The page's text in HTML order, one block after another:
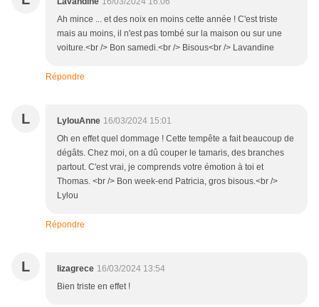
Ah mince ... et des noix en moins cette année ! C'est triste
mais au moins, il n'est pas tombé sur la maison ou sur une
voiture.<br /> Bon samedi.<br /> Bisous<br /> Lavandine
Répondre
L LylouAnne 16/03/2024 15:01
Oh en effet quel dommage ! Cette tempête a fait beaucoup de
dégâts. Chez moi, on a dû couper le tamaris, des branches
partout. C'est vrai, je comprends votre émotion à toi et
Thomas. <br /> Bon week-end Patricia, gros bisous.<br />
Lylou
Répondre
L lizagrece 16/03/2024 13:54
Bien triste en effet !